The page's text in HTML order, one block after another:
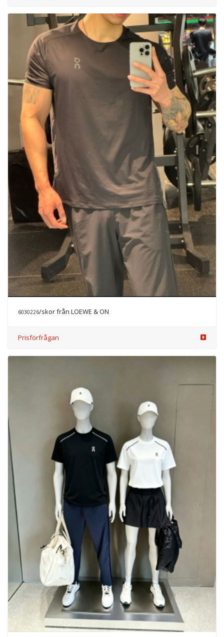
6030226/skor från LOEWE & ON
Prisförfrågan